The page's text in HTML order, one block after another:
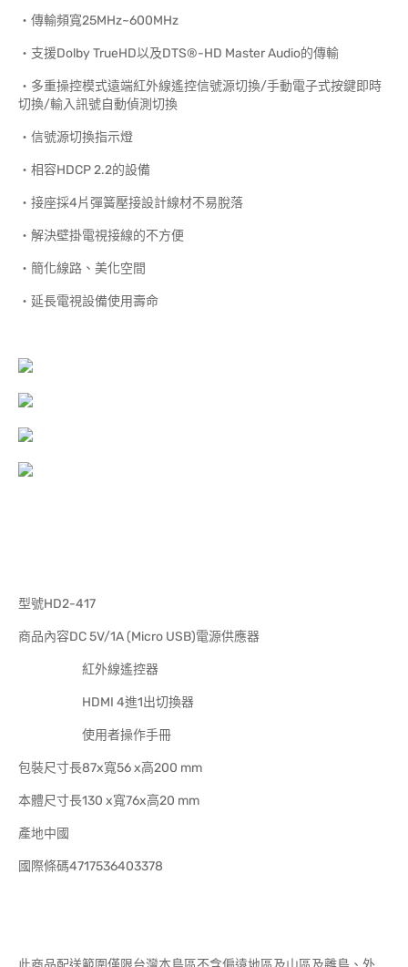
‧傳輸頻寬25MHz~600MHz
‧支援Dolby TrueHD以及DTS®-HD Master Audio的傳輸
‧多重操控模式遠端紅外線遙控信號源切換/手動電子式按鍵即時
切換/輸入訊號自動偵測切換
‧信號源切換指示燈
‧相容HDCP 2.2的設備
‧接座採4片彈簧壓接設計線材不易脫落
‧解決壁掛電視接線的不方便
‧簡化線路、美化空間
‧延長電視設備使用壽命
型號HD2-417
商品內容DC 5V/1A (Micro USB)電源供應器
紅外線遙控器
HDMI 4進1出切換器
使用者操作手冊
包裝尺寸長87x寬56 x高200 mm
本體尺寸長130 x寬76x高20 mm
產地中國
國際條碼4717536403378